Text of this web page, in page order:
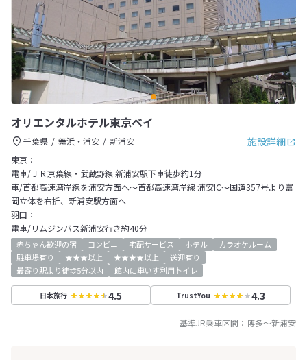
オリエンタルホテル東京ベイ
施設詳細
千葉県 舞浜・浦安
新浦安
東京：
電車/ＪＲ京葉線・武蔵野線 新浦安駅下車徒歩約1分
車/首都高速湾岸線を浦安方面へ～首都高速湾岸線 浦安IC～国道357号より富
岡立体を右折、新浦安駅方面へ
羽田：
電車/リムジンバス新浦安行き約40分
赤ちゃん歓迎の宿 コンビニ 宅配サービス ホテル
カラオケルーム
駐車場有り
★★★以上 ★★★★以上
送迎有り
最寄り駅より徒歩5分以内
館内に車いす利用トイレ
日本旅行 4.5 TrustYou 4.3
基準JR乗車区間： 博多～新浦安